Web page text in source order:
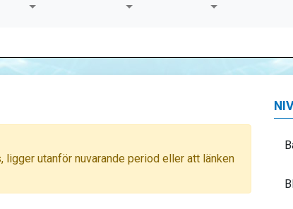
ligger utanför nuvarande period eller att länken